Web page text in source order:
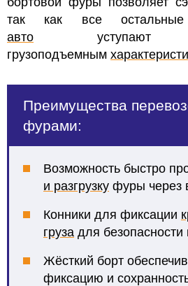
так как все
авто
грузоподъемным
Преимущества
фурами:
Возможность быстро
и разгрузку фуры через
Конники для фиксации
груза для безопасности
Жёсткий борт
фиксацию и